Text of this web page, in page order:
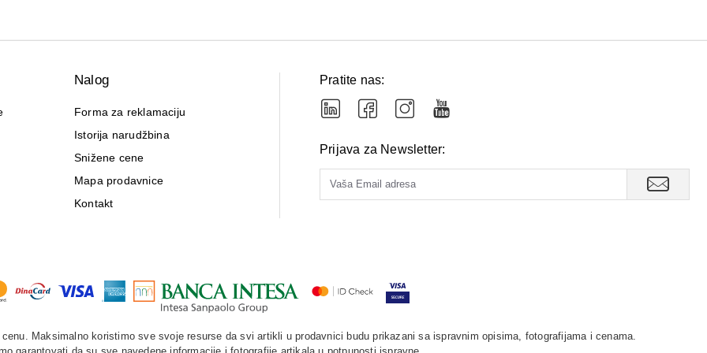
Nalog
Forma za reklamaciju
Istorija narudžbina
Snižene cene
Mapa prodavnice
Kontakt
Pratite nas:
Prijava za Newsletter:
Maksimalno koristimo sve svoje resurse da svi artikli u prodavnici budu prikazani sa ispravnim opisima, fotografijama i cenama.